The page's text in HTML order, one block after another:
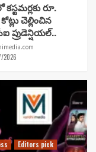
కస్టమర్లకు రూ.
చెల్లించిన
ప్రుడెన్షియల్..
2026
Editors pick